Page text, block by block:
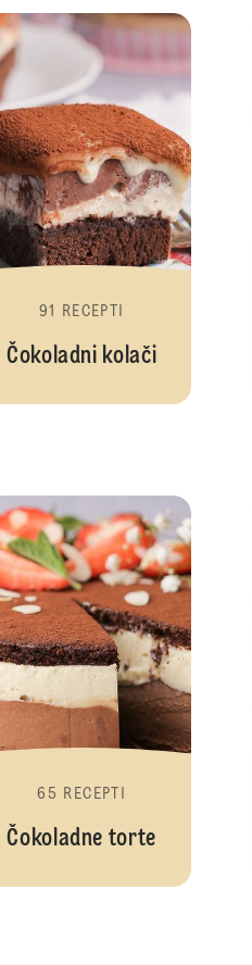
91 RECEPTI
Čokoladni kolači
65 RECEPTI
Čokoladne torte